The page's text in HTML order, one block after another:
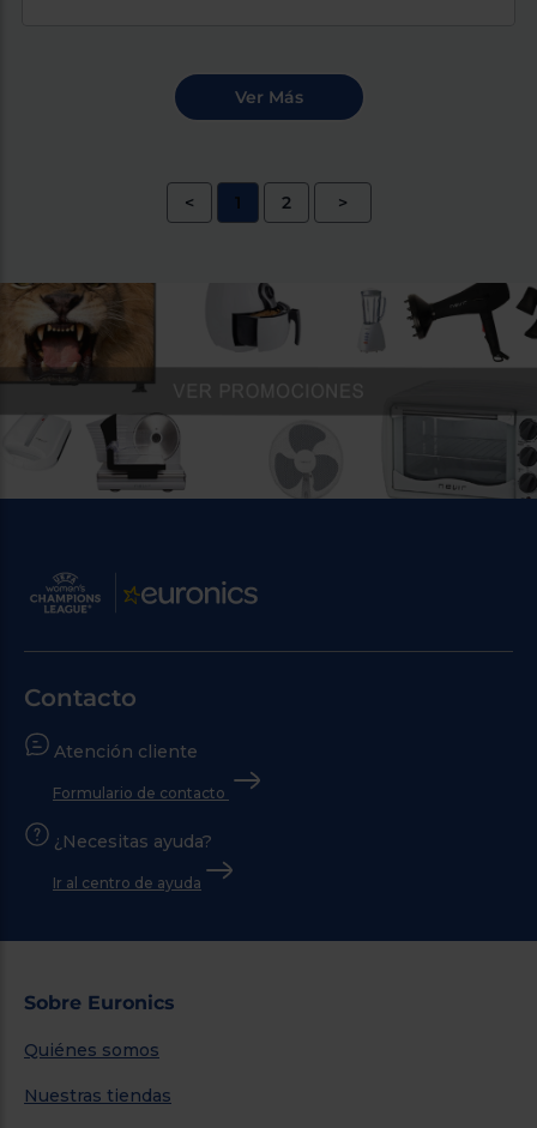
< 1 2 >
Contacto
Atención cliente
Formulario de contacto
¿Necesitas ayuda?
Ir al centro de ayuda
Sobre Euronics
Quiénes somos
Nuestras tiendas